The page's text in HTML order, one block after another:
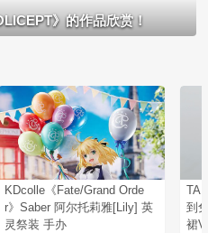
》的作品欣赏！
KDcolle《Fate/Grand Orde
r》Saber 阿尔托莉雅[Lily] 英
灵祭装 手办
到
裙